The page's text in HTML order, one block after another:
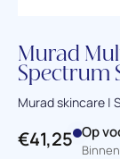
Murad
Spectrum
Murad skincare |
€41,25 Op